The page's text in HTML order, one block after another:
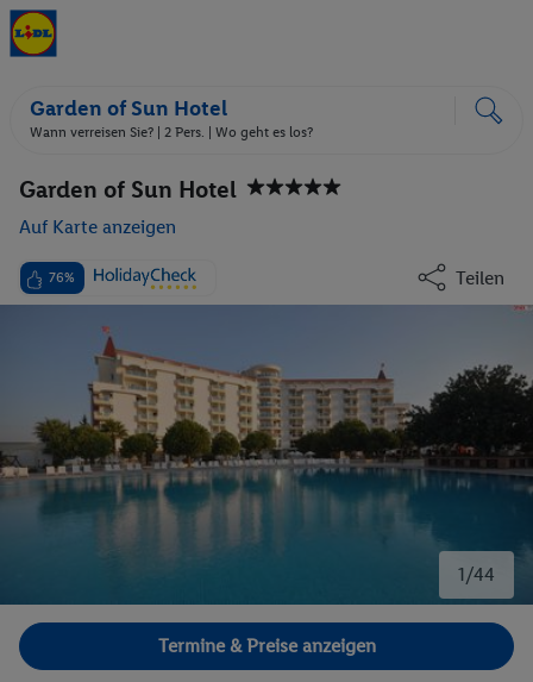
Garden of Sun Hotel
Wann verreisen Sie? | 2 Pers. | Wo geht es los?
Garden of Sun Hotel
Auf Karte anzeigen
76% Teilen
1/44
Bild 1 von 44.
Termine & Preise anzeigen